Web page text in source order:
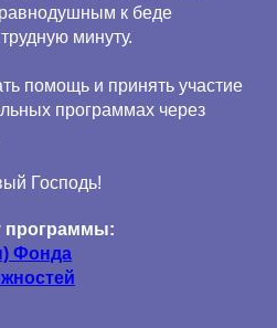
к беде
минуту.
помощь и принять участие
программах через
Господь!
программы:
Фонда